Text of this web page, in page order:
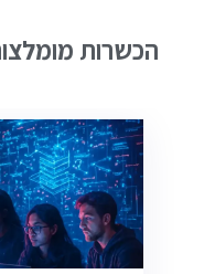
הכשרות